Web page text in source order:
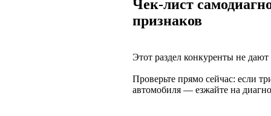
Чек-лист
признаков
Этот раздел конкуренты не
Проверьте прямо сейчас: если
автомобиля — езжайте на